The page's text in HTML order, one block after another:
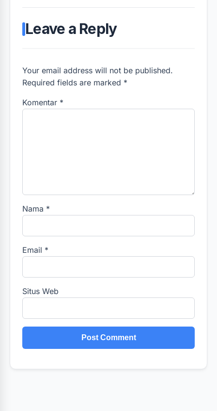
Leave a Reply
Your email address will not be published.
Required fields are marked *
Komentar *
Nama *
Email *
Situs Web